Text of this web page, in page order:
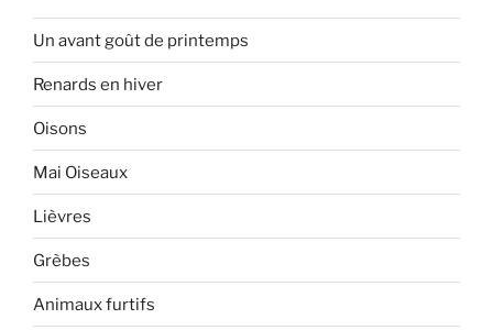
Un avant goût de printemps
Renards en hiver
Oisons
Mai Oiseaux
Lièvres
Grèbes
Animaux furtifs